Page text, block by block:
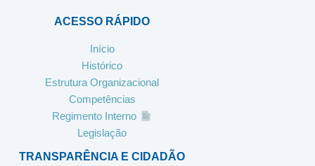
ACESSO RÁPIDO
Início
Histórico
Estrutura Organizacional
Competências
Regimento Interno
Legislação
TRANSPARÊNCIA E CIDADÃO